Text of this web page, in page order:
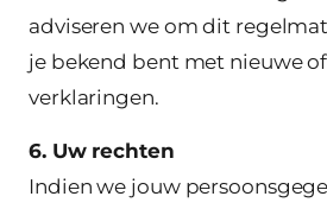
adviseren we om dit
je bekend bent met nieuwe
verklaringen.
6. Uw rechten
Indien we jouw